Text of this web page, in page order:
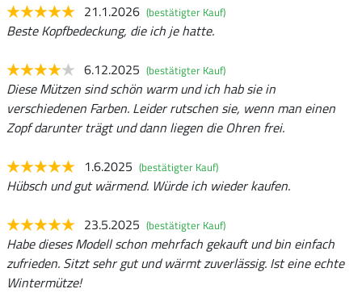
21.1.2026 (bestätigter Kauf)
Beste Kopfbedeckung, die ich je hatte.
6.12.2025 (bestätigter Kauf)
Diese Mützen sind schön warm und ich hab sie in
verschiedenen Farben. Leider rutschen sie, wenn man einen
Zopf darunter trägt und dann liegen die Ohren frei.
1.6.2025 (bestätigter Kauf)
Hübsch und gut wärmend. Würde ich wieder kaufen.
23.5.2025 (bestätigter Kauf)
Habe dieses Modell schon mehrfach gekauft und bin einfach
zufrieden. Sitzt sehr gut und wärmt zuverlässig. Ist eine echte
Wintermütze!